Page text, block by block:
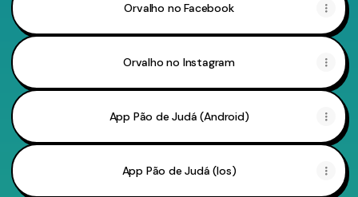
Orvalho no Facebook
Orvalho no Instagram
App Pão de Judá (Android)
App Pão de Judá (Ios)